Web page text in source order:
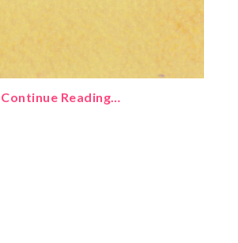
Continue Reading…